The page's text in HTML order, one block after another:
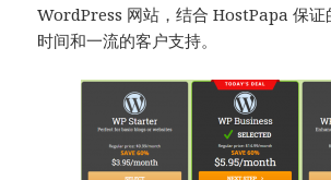
WordPress 网站，结合 HostPapa 保证
时间和一流的客户支持。